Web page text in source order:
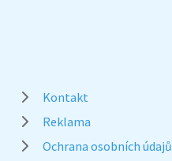
Kontakt
Reklama
Ochrana osobních údajů